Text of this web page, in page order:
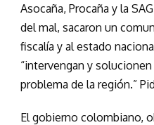
Asocaña, Procaña y la
del mal, sacaron un
fiscalía y al estado
“intervengan y
problema de la región.”
El gobierno colombiano,